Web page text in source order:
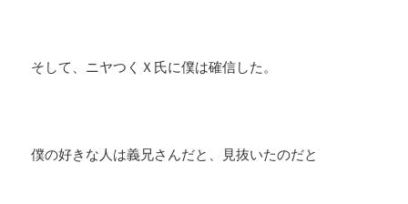
そして、ニヤつくＸ氏に僕は確信した。
僕の好きな人は義兄さんだと、見抜いたのだと